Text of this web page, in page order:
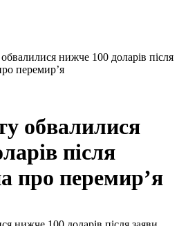
нижче 100 доларів після
перемир’я
обвалилися
після
про перемир’я